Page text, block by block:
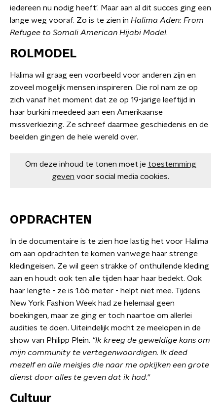
iedereen nu nodig heeft'. Maar aan al dit succes ging een
lange weg vooraf. Zo is te zien in Halima Aden: From
Refugee to Somali American Hijabi Model.
ROLMODEL
Halima wil graag een voorbeeld voor anderen zijn en
zoveel mogelijk mensen inspireren. Die rol nam ze op
zich vanaf het moment dat ze op 19-jarige leeftijd in
haar burkini meedeed aan een Amerikaanse
missverkiezing. Ze schreef daarmee geschiedenis en de
beelden gingen de hele wereld over.
Om deze inhoud te tonen moet je toestemming
geven voor social media cookies.
OPDRACHTEN
In de documentaire is te zien hoe lastig het voor Halima
om aan opdrachten te komen vanwege haar strenge
kledingeisen. Ze wil geen strakke of onthullende kleding
aan en houdt ook ten alle tijden haar haar bedekt. Ook
haar lengte - ze is 1.66 meter - helpt niet mee. Tijdens
New York Fashion Week had ze helemaal geen
boekingen, maar ze ging er toch naartoe om allerlei
audities te doen. Uiteindelijk mocht ze meelopen in de
show van Philipp Plein. "Ik kreeg de geweldige kans om
mijn community te vertegenwoordigen. Ik deed
mezelf en alle meisjes die naar me opkijken een grote
dienst door alles te geven dat ik had."
Cultuur